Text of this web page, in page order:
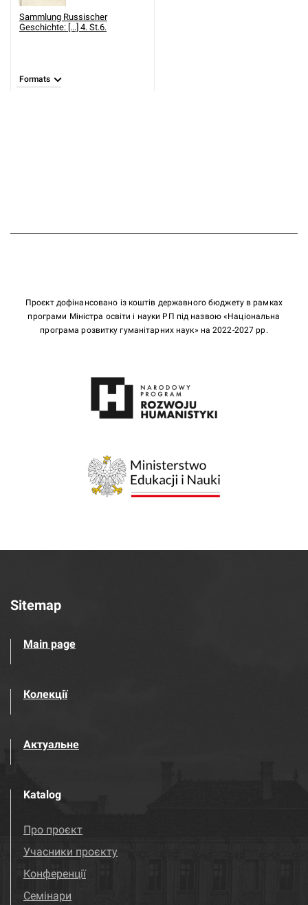
Sammlung Russischer
Geschichte: [...] 4. St.6.
Formats
Проєкт дофінансовано із коштів державного бюджету в рамках
програми Міністра освіти і науки РП під назвою «Національна
програма розвитку гуманітарних наук» на 2022-2027 рр.
Sitemap
Main page
Колекції
Актуальне
Katalog
Про проєкт
Учасники проєкту
Конференції
Семінари